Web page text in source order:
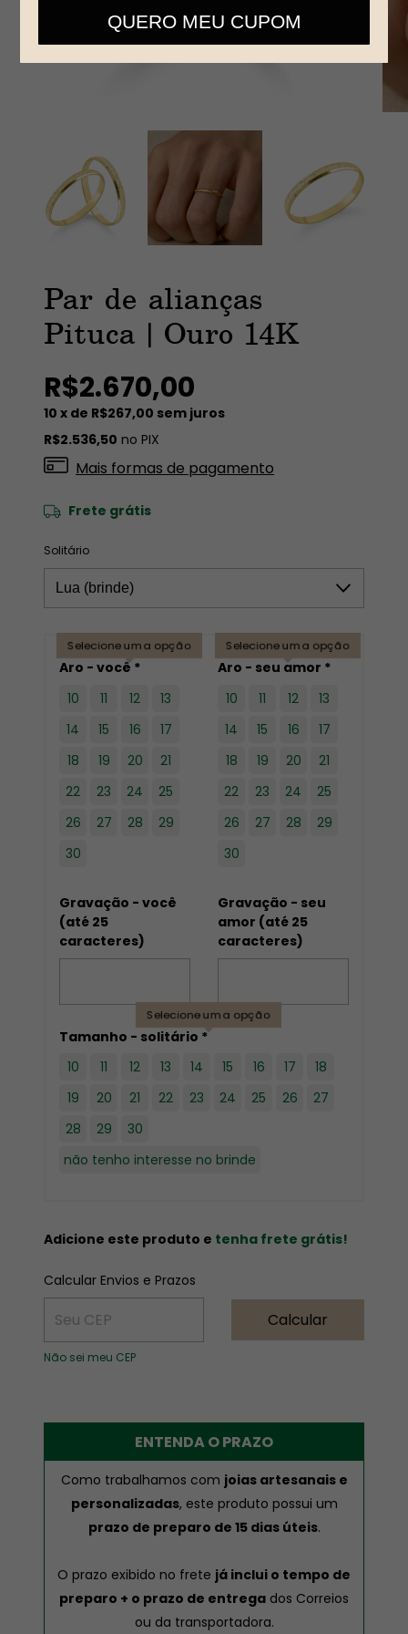
Par de alianças
Pituca | Ouro 14K
R$2.670,00
10 x de R$267,00 sem juros
R$2.536,50 no PIX
Mais formas de pagamento
Frete grátis
Selecione uma opção
Aro - você *
10
11 12
13
14
15 16
17
18
19 20
21
22
23 24
25
26
27 28
29
30
Selecione uma opção
Aro - seu amor *
10
11 12
13
14
15 16
17
18
19 20
21
22
23 24
25
26
27 28
29
30
Gravação - você
(até 25
caracteres)
Gravação - seu
amor (até 25
caracteres)
Selecione uma opção
Tamanho - solitário *
10
11 12 13 14 15 16 17
18
19
20 21 22 23 24 25 26
27
28
29
30
não tenho interesse no brinde
Solitário
Adicione este produto e tenha frete grátis!
Entregas para o CEP:
Calcular Envios e Prazos
Calcular
Não sei meu CEP
ENTENDA O PRAZO
Como trabalhamos com joias artesanais e
personalizadas, este produto possui um
prazo de preparo de 15 dias úteis.
O prazo exibido no frete já inclui o tempo de
preparo + o prazo de entrega dos Correios
ou da transportadora.
telefone
QUERO MEU CUPOM